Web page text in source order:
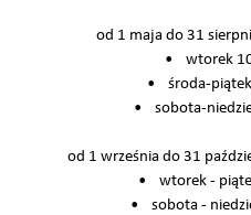
od 1 maja do 31
• wtorek
• środa-
• sobota-
od 1 września do 31
• wtorek -
• sobota -